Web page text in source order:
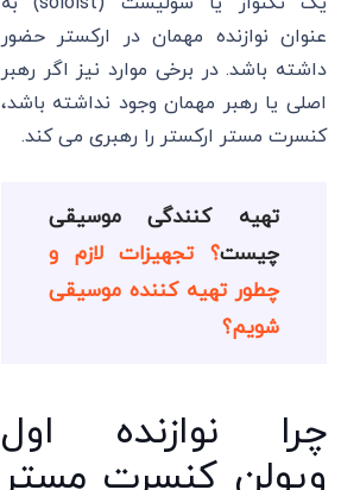
عنوان نوازنده مهمان در ارکستر حضور
داشته باشد. در برخی موارد نیز اگر رهبر
اصلی یا رهبر مهمان وجود نداشته باشد،
کنسرت مستر ارکستر را رهبری می کند.
تهیه کنندگی موسیقی
چیست؟ تجهیزات لازم و
چطور تهیه کننده موسیقی
شویم؟
چرا نوازنده اول
ویولن کنسرت مستر